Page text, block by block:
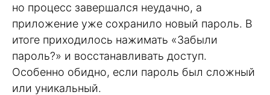
но процесс завершался неудачно, а
приложение уже сохранило новый пароль. В
итоге приходилось нажимать «Забыли
пароль?» и восстанавливать доступ.
Особенно обидно, если пароль был сложный
или уникальный.